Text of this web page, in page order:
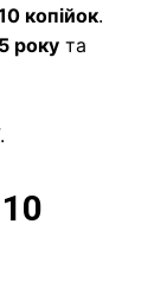
копійок.
року та